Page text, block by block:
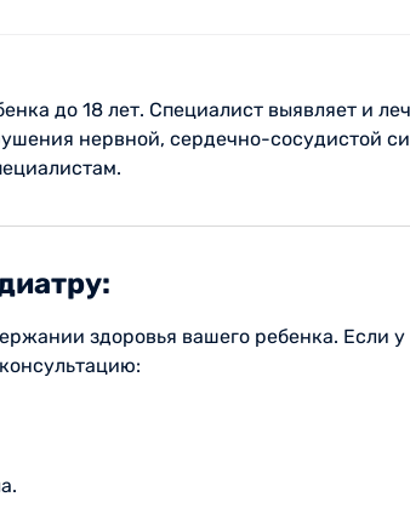
до 18 лет. Специалист выявляет и
нервной, сердечно-сосудистой
здоровья вашего ребенка. Если